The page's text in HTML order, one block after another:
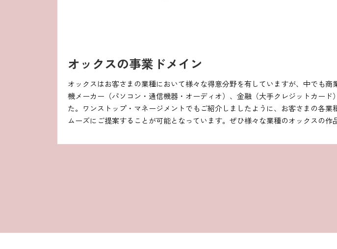
オックスの事業ドメイン
オックスはお客さまの業種において様々な得意分野を有していますが、中でも
機メーカー（パソコン・通信機器・オーディオ）、金融（大手クレジットカー
た。ワンストップ・マネージメントでもご紹介しましたように、お客さまの各
ムーズにご提案することが可能となっています。ぜひ様々な業種のオックスの作